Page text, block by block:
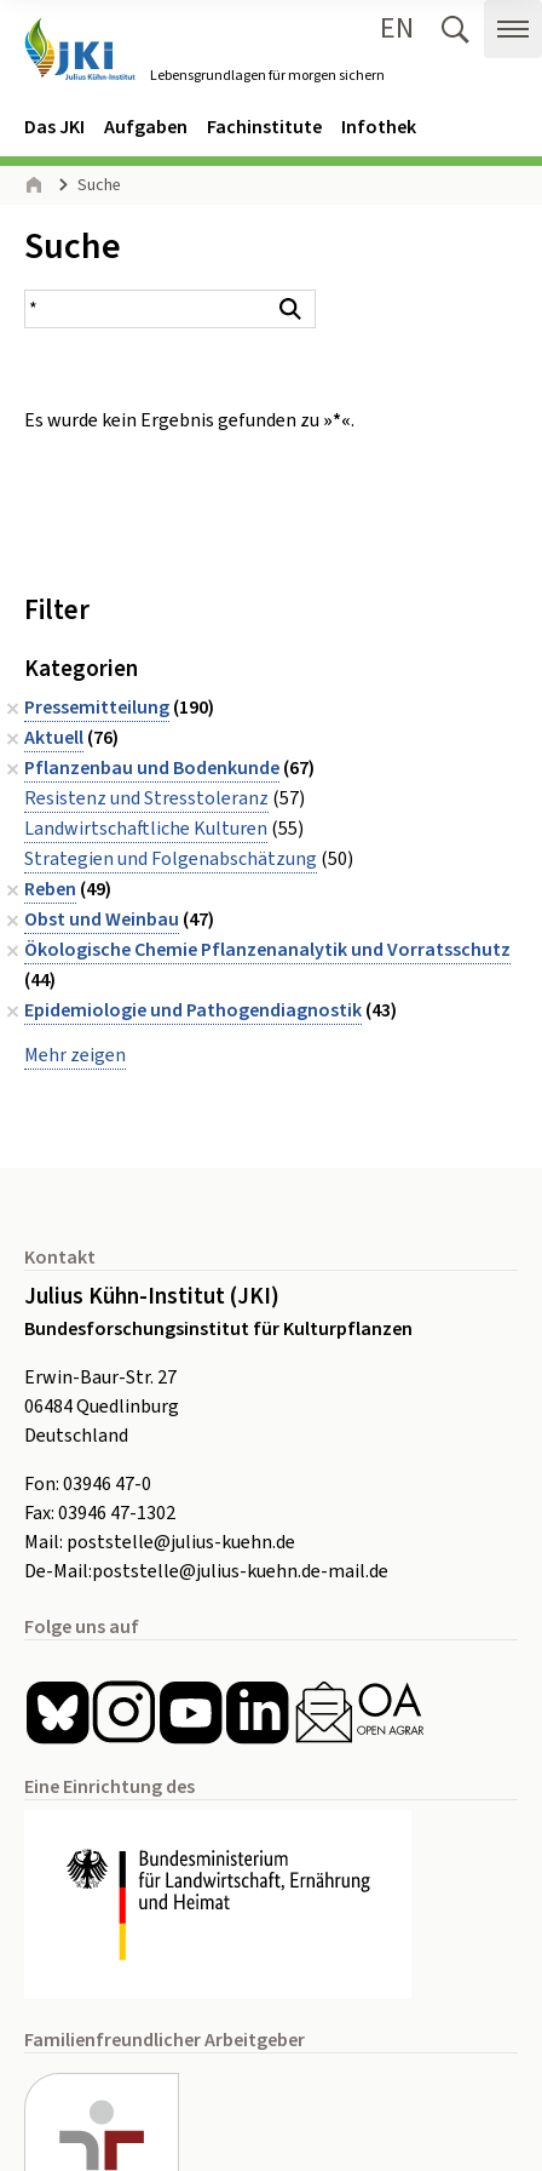
Lebensgrundlagen für morgen sichern
EN
Navigation
Hauptmenü
Das JKI Aufgaben Fachinstitute Infothek
Seitenpfad
Suche
Inhalt:
Suche
Suchergebnis
Es wurde kein Ergebnis gefunden zu »*«.
Filter
Kategorien
Pressemitteilung(190)
Aktuell(76)
Pflanzenbau und Bodenkunde(67)
Resistenz und Stresstoleranz (57)
Landwirtschaftliche Kulturen (55)
Strategien und Folgenabschätzung (50)
Reben (49)
Obst und Weinbau (47)
Ökologische Chemie Pflanzenanalytik und Vorratsschutz
(44)
Epidemiologie und Pathogendiagnostik(43)
Mehr zeigen
Kontakt
Julius Kühn-Institut (JKI)
Bundesforschungsinstitut für Kulturpflanzen
Erwin-Baur-Str. 27
06484Quedlinburg
Deutschland
Fon:03946 47-0
Fax:03946 47-1302
Mail: poststelle@julius-kuehn.de
De-Mail:poststelle@julius-kuehn.de-mail.de
Folge uns auf
Eine Einrichtung des
Familienfreundlicher Arbeitgeber